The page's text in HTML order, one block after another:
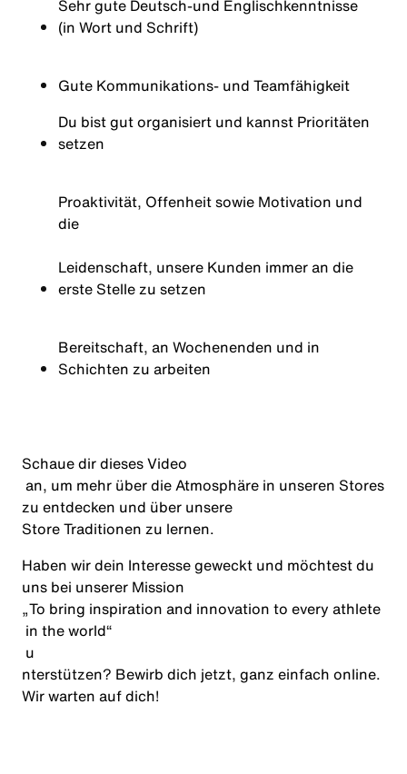
Sehr gute Deutsch-und Englischkenntnisse
(in Wort und Schrift)
Gute Kommunikations- und Teamfähigkeit
Du bist gut organisiert und kannst Prioritäten
setzen
Proaktivität, Offenheit sowie Motivation und
die
Leidenschaft, unsere Kunden immer an die
erste Stelle zu setzen
Bereitschaft, an Wochenenden und in
Schichten zu arbeiten
Schaue dir diesesVideo
an, um mehr über die Atmosphäre in unseren Stores
zu entdecken und über unsere
Store Traditionen zu lernen.
Haben wir dein Interesse geweckt und möchtest du
uns bei unserer Mission
„To bring inspiration and innovation to every athlete
in theworld“
u
nterstützen? Bewirb dich jetzt, ganz einfach online.
Wir warten auf dich!